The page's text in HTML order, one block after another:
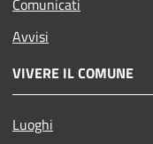
Avvisi
VIVERE IL COMUNE
Luoghi